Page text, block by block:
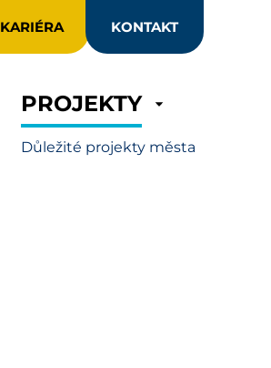
KARIÉRA KONTAKT
PROJEKTY
Důležité projekty města